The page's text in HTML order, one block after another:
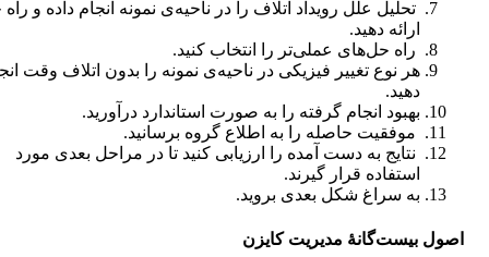
تحلیل علل رویداد اتلاف را در ناحیه‌ی نمونه انجام داده و
ارائه دهید.
راه حل‌های عملی‌تر را انتخاب کنید.
هر نوع تغییر فیزیکی در ناحیه‌ی نمونه را بدون اتلاف وقت
دهید.
بهبود انجام گرفته را به صورت استاندارد درآورید.
موفقیت حاصله را به اطلاع گروه برسانید.
نتایج به دست آمده را ارزیابی کنید تا در مراحل بعدی مورد
استفاده قرار گیرند.
به سراغ شکل بعدی بروید.
اصول بیست‌گانۀ مدیریت کایزن